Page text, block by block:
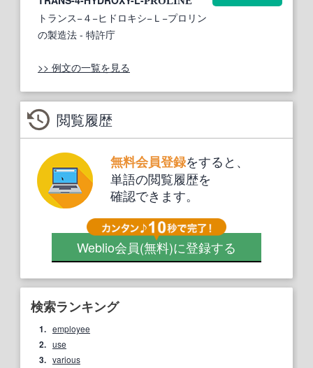
トランス−４−ヒドロキシ−Ｌ−プロリン
の製造法 - 特許庁
>> 例文の一覧を見る
閲覧履歴
無料会員登録をすると、
単語の閲覧履歴を
確認できます。
Weblio会員(無料)に登録する
検索ランキング
1. employee
2. use
3. various